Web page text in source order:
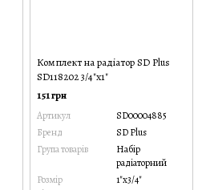
Комплект на радіатор SD Plus
SD118202 3/4"х1"
151 грн
Артикул
SD00004885
Бренд
SD Plus
Група товарів
Набір
радіаторний
Розмір
1"х3/4"